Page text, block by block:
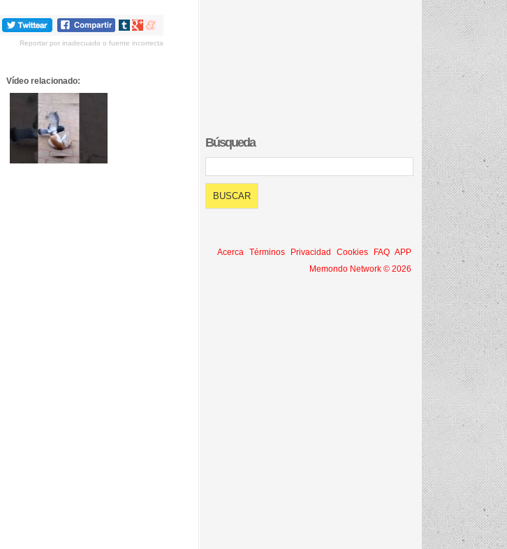
Compartir
tumblr
Compartir
Google+
Compartir
meneame
Reportar por inadecuado o fuente incorrecta
Vídeo relacionado:
Búsqueda
Acerca Términos Privacidad Cookies FAQ APP
Memondo Network © 2026